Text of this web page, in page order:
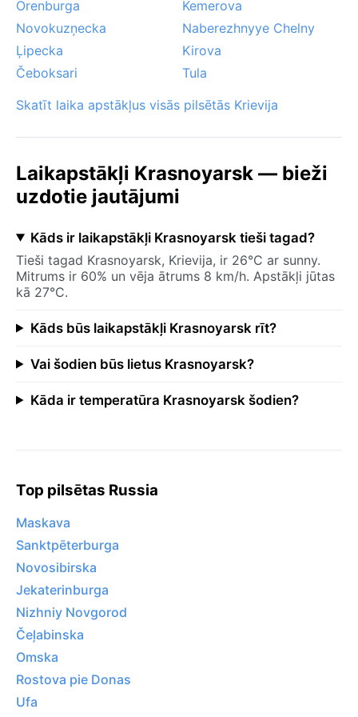
Orenburga
Kemerova
Novokuzņecka
Naberezhnyye Chelny
Ļipecka
Kirova
Čeboksari
Tula
Skatīt laika apstākļus visās pilsētās Krievija
Laikapstākļi Krasnoyarsk — bieži
uzdotie jautājumi
Kāds ir laikapstākļi Krasnoyarsk tieši tagad?
Tieši tagad Krasnoyarsk, Krievija, ir 26°C ar sunny.
Mitrums ir 60% un vēja ātrums 8 km/h. Apstākļi jūtas
kā 27°C.
Kāds būs laikapstākļi Krasnoyarsk rīt?
Vai šodien būs lietus Krasnoyarsk?
Kāda ir temperatūra Krasnoyarsk šodien?
Top pilsētas Russia
Maskava
Sanktpēterburga
Novosibirska
Jekaterinburga
Nizhniy Novgorod
Čeļabinska
Omska
Rostova pie Donas
Ufa